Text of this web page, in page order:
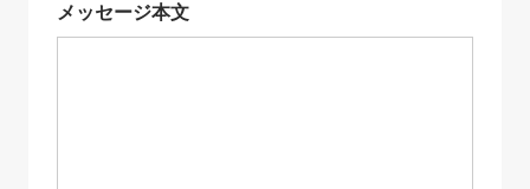
メッセージ本文